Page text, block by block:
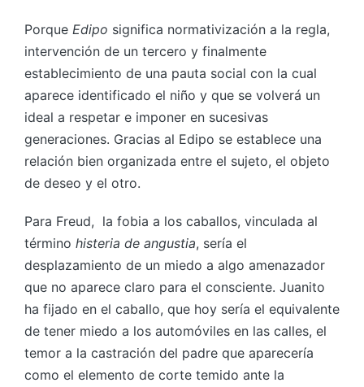
Porque Edipo significa normativización a la regla,
intervención de un tercero y finalmente
establecimiento de una pauta social con la cual
aparece identificado el niño y que se volverá un
ideal a respetar e imponer en sucesivas
generaciones. Gracias al Edipo se establece una
relación bien organizada entre el sujeto, el objeto
de deseo y el otro.
Para Freud, la fobia a los caballos, vinculada al
término histeria de angustia, sería el
desplazamiento de un miedo a algo amenazador
que no aparece claro para el consciente. Juanito
ha fijado en el caballo, que hoy sería el equivalente
de tener miedo a los automóviles en las calles, el
temor a la castración del padre que aparecería
como el elemento de corte temido ante la